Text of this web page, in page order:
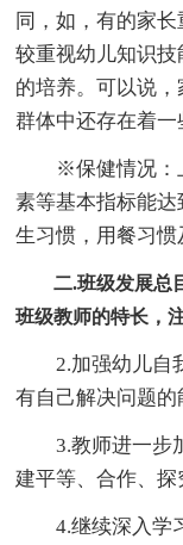
同，如，有的家
较重视幼儿知识
的培养。可以说
群体中还存在着一
※保健情况：上
素等基本指标能
生习惯，用餐习惯
二.班级发展总目
班级教师的特长，
2.加强幼儿自我
有自己解决问题的
3.教师进一步加
建平等、合作、探
4.继续深入学习